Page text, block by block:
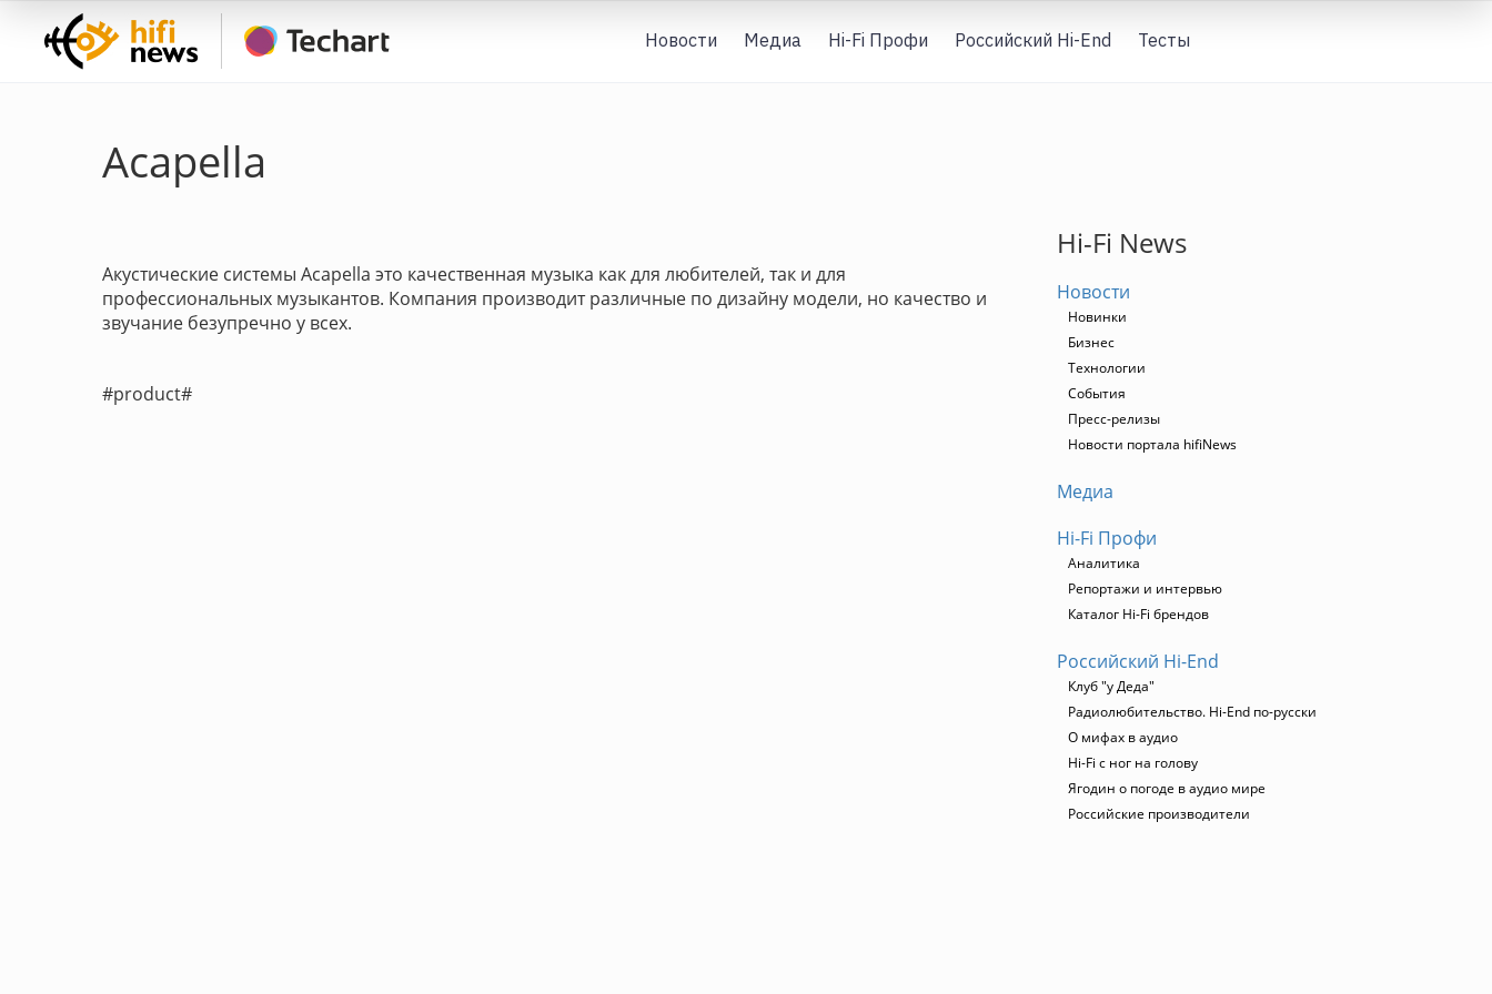
Новости Медиа Hi-Fi Профи Российский Hi-End Тесты
Acapella
Акустические системы Acapella это качественная музыка как для любителей, так и для
профессиональных музыкантов. Компания производит различные по дизайну модели, но качество и
звучание безупречно у всех.
#product#
Hi-Fi News
Новости
Новинки
Бизнес
Технологии
События
Пресс-релизы
Новости портала hifiNews
Медиа
Hi-Fi Профи
Аналитика
Репортажи и интервью
Каталог Hi-Fi брендов
Российский Hi-End
Клуб "у Деда"
Радиолюбительство. Hi-End по-русски
О мифах в аудио
Hi-Fi с ног на голову
Ягодин о погоде в аудио мире
Российские производители